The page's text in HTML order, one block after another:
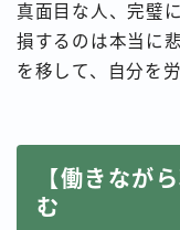
真面目な人、完璧
損するのは本当に
を移して、自分を
【働きなが
む